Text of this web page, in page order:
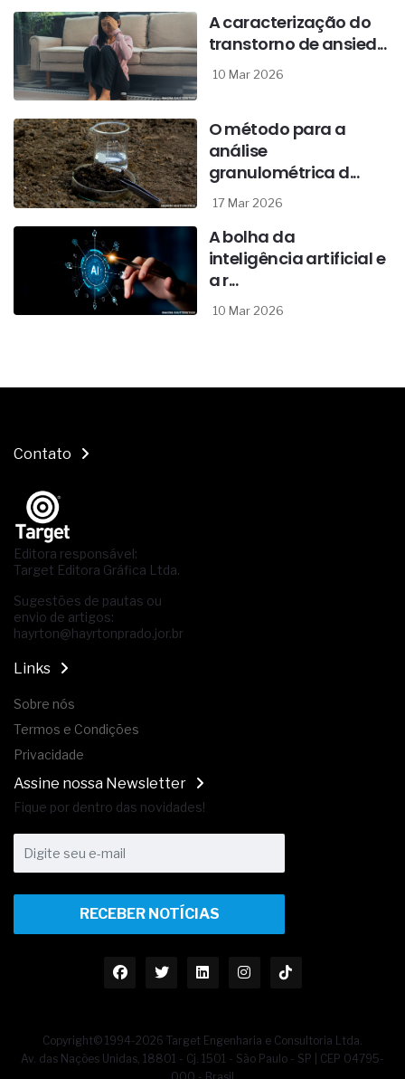
A caracterização do
transtorno de ansied...
10 Mar 2026
O método para a
análise
granulométrica d...
17 Mar 2026
A bolha da
inteligência artificial e
a r...
10 Mar 2026
Contato
Editora responsável:
Target Editora Gráfica Ltda.
Sugestões de pautas ou
envio de artigos:
hayrton@hayrtonprado.jor.br
Links
Sobre nós
Termos e Condições
Privacidade
Assine nossa Newsletter
Fique por dentro das novidades!
RECEBER NOTÍCIAS
Copyright© 1994-2026 Target Engenharia e Consultoria Ltda.
Av. das Nações Unidas, 18801 - Cj. 1501 - São Paulo - SP | CEP 04795-